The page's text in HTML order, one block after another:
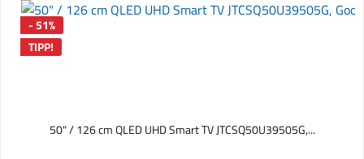
- 51%
TIPP!
50" / 126 cm QLED UHD Smart TV JTCSQ50U39505G,...